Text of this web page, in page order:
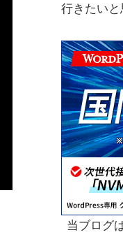
行きたいと
当ブログ